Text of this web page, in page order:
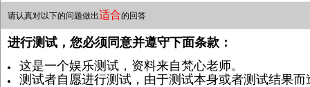
请认真对以下的问题做出适合的回答
进行测试，您必须同意并遵守下面条款：
这是一个娱乐测试，资料来自梵心老师。
测试者自愿进行测试，由于测试本身或者测试结果而